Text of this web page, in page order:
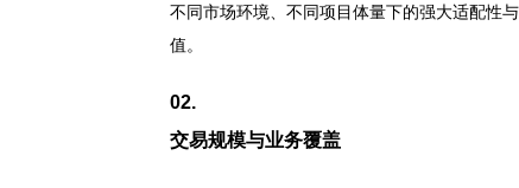
不同市场环境、不同项目体量下的强大适配性
值。
02.
交易规模与业务覆盖